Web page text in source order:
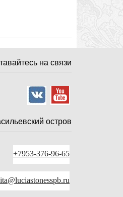
на связи
остров
+7953-376-96-65